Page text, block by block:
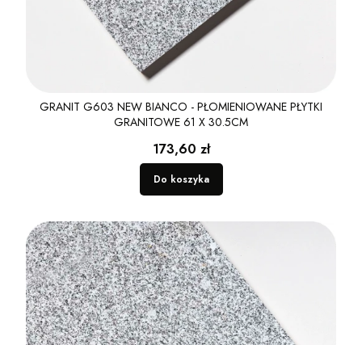
GRANIT G603 NEW BIANCO - PŁOMIENIOWANE PŁYTKI
GRANITOWE 61 X 30.5CM
Cena
173,60 zł
Do koszyka